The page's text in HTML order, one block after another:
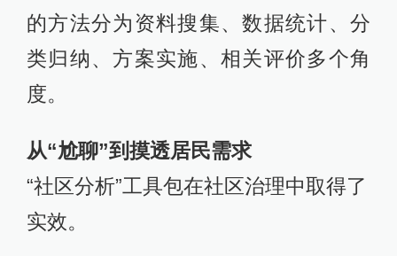
的方法分为资料搜集、数据统计、分
类归纳、方案实施、相关评价多个角
度。
从“尬聊”到摸透居民需求
“社区分析”工具包在社区治理中取得了
实效。